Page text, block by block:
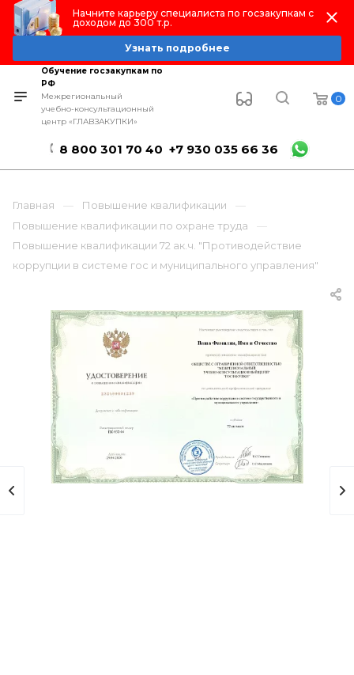
Начните карьеру специалиста по госзакупкам с
доходом до 300 т.р.
Узнать подробнее
Обучение госзакупкам по
РФ
Межрегиональный
учебно-консультационный
центр «ГЛАВЗАКУПКИ»
0
8 800 301 70 40 +7 930 035 66 36
Главная
Повышение квалификации
Повышение квалификации по охране труда
Повышение квалификации 72 ак.ч. "Противодействие
коррупции в системе гос и муниципального управления"